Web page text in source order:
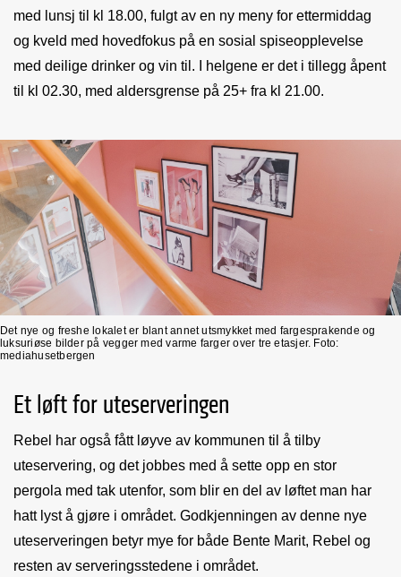
med lunsj til kl 18.00, fulgt av en ny meny for ettermiddag
og kveld med hovedfokus på en sosial spiseopplevelse
med deilige drinker og vin til. I helgene er det i tillegg åpent
til kl 02.30, med aldersgrense på 25+ fra kl 21.00.
Det nye og freshe lokalet er blant annet utsmykket med fargesprakende og
luksuriøse bilder på vegger med varme farger over tre etasjer. Foto:
mediahusetbergen
Et løft for uteserveringen
Rebel har også fått løyve av kommunen til å tilby
uteservering, og det jobbes med å sette opp en stor
pergola med tak utenfor, som blir en del av løftet man har
hatt lyst å gjøre i området. Godkjenningen av denne nye
uteserveringen betyr mye for både Bente Marit, Rebel og
resten av serveringsstedene i området.